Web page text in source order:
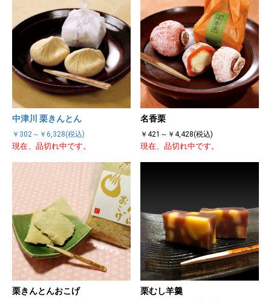
中津川 栗きんとん
￥302～￥6,328(税込)
現在、品切れ中です。
名香栗
￥421～￥4,428(税込)
現在、品切れ中です。
栗きんとんおこげ 栗むし羊羹